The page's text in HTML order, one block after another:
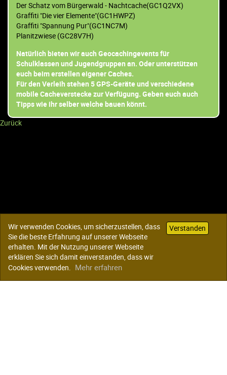
Der Schatz vom Bürgerwald - Nachtcache(GC1Q2VX)
Graffiti "Die vier Elemente"(GC1HWPZ)
Graffiti "Spannung Pur"(GC1NC7M)
Planitzwiese (GC28V7H)
Natürlich bieten wir auch Geocachingevents für
Schulklassen und Jugendgruppen an. Oder unterstützen
euch beim erstellen eigener Caches.
Für den Verleih stehen 5 GPS-Geräte und verschiedene
mobile Cacheverstecke zur Verfügung. Geben euch auch
Tipps wie ihr selber welche bauen könnt.
Zurück
Wir verwenden Cookies, um sicherzustellen, dass
Sie die beste Erfahrung auf unserer Webseite
erhalten. Mit der Nutzung unserer Webseite
erklären Sie sich damit einverstanden, dass wir
Cookies verwenden. Mehr erfahren
Verstanden